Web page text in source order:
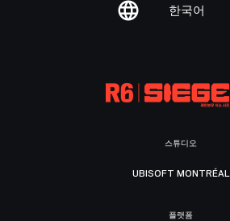
한국어
스튜디오
UBISOFT MONTRÉAL
플랫폼